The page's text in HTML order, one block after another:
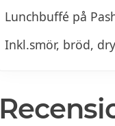
Lunchbuffé på
Inkl.smör, bröd,